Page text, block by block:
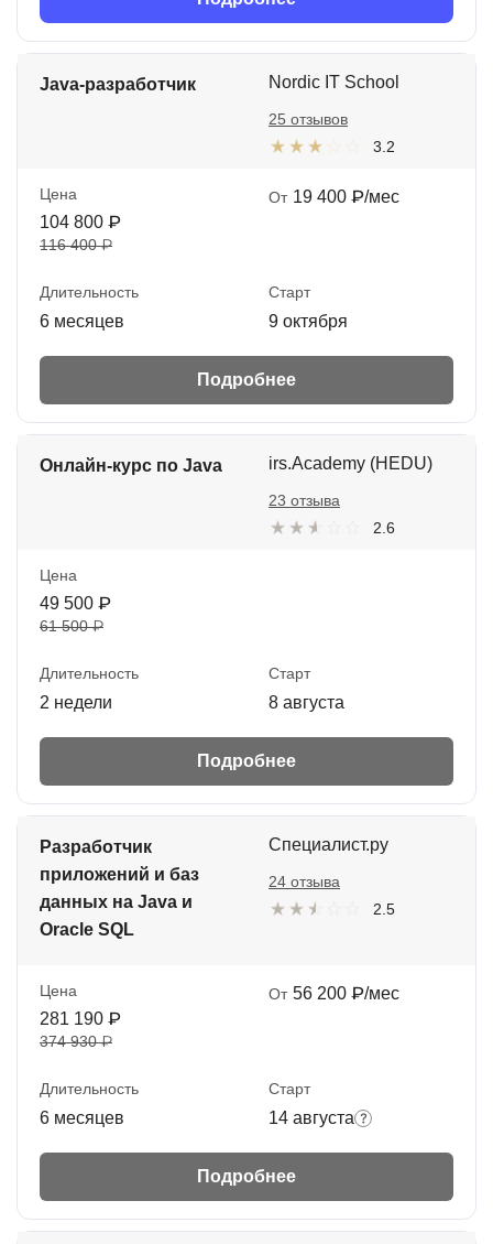
Java-разработчик Nordic IT School
3.2
25 отзывов
Цена
104 800 ₽
116 400 ₽
От 19 400 ₽/мес
Длительность
6 месяцев
Старт
9 октября
Подробнее
Онлайн-курс по Java irs.Academy (HEDU)
2.6
23 отзыва
Цена
49 500 ₽
61 500 ₽
Длительность
2 недели
Старт
8 августа
Подробнее
Разработчик
приложений и баз
данных на Java и
Oracle SQL
Специалист.ру
2.5
24 отзыва
Цена
281 190 ₽
374 930 ₽
От 56 200 ₽/мес
Длительность
6 месяцев
Старт
14 августа
Подробнее